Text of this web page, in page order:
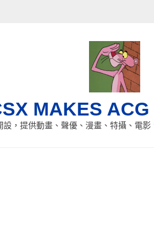
MAKES
設，提供動畫、聲優、漫畫、特攝、電